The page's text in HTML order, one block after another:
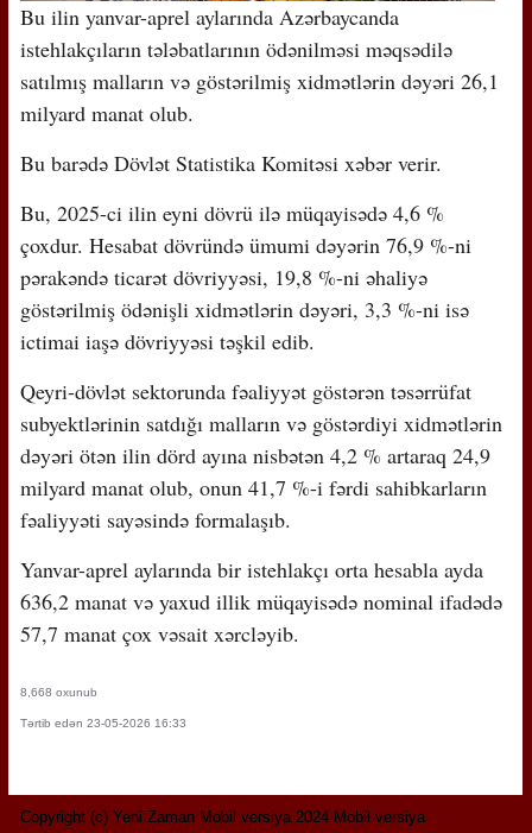
Bu ilin yanvar-aprel aylarında Azərbaycanda
istehlakçıların tələbatlarının ödənilməsi məqsədilə
satılmış malların və göstərilmiş xidmətlərin dəyəri 26,1
milyard manat olub.
Bu barədə Dövlət Statistika Komitəsi xəbər verir.
Bu, 2025-ci ilin eyni dövrü ilə müqayisədə 4,6 %
çoxdur. Hesabat dövründə ümumi dəyərin 76,9 %-ni
pərakəndə ticarət dövriyyəsi, 19,8 %-ni əhaliyə
göstərilmiş ödənişli xidmətlərin dəyəri, 3,3 %-ni isə
ictimai iaşə dövriyyəsi təşkil edib.
Qeyri-dövlət sektorunda fəaliyyət göstərən təsərrüfat
subyektlərinin satdığı malların və göstərdiyi xidmətlərin
dəyəri ötən ilin dörd ayına nisbətən 4,2 % artaraq 24,9
milyard manat olub, onun 41,7 %-i fərdi sahibkarların
fəaliyyəti sayəsində formalaşıb.
Yanvar-aprel aylarında bir istehlakçı orta hesabla ayda
636,2 manat və yaxud illik müqayisədə nominal ifadədə
57,7 manat çox vəsait xərcləyib.
8,668 oxunub
Tərtib edən 23-05-2026 16:33
Copyright (c) Yeni Zaman Mobil versiya 2024 Mobil versiya